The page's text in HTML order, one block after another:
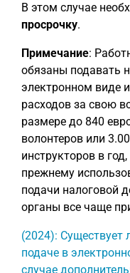
В этом случае
просрочку.
Примечание:
обязаны подавать
электронном виде
расходов за свою
размере до 840
волонтеров или
инструкторов в
прежнему
подачи налоговой
органы все чаще
(2024): Существует
подаче в
случае